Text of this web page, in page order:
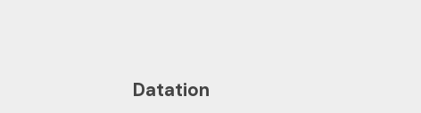
Datation